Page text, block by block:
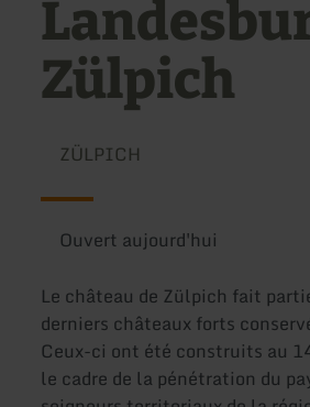
Zülpich
ZÜLPICH
Ouvert aujourd'hui
Le château de Zülpich fait
derniers châteaux forts
Ceux-ci ont été construits au
le cadre de la pénétration du